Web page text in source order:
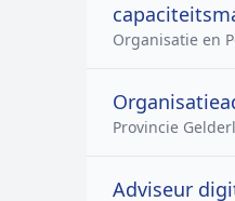
Organisatie en
Provincie
Adviseur